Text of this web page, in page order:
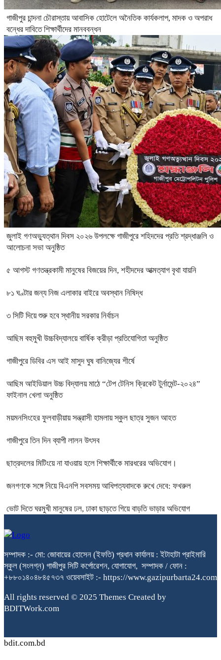
গাজীপুর চান্দনা চৌরাস্তায় আবাসিক হোটেলে অনৈতিক কার্যকলাপ, মাদক ও অপরাধ
বন্ধের দাবিতে শিক্ষার্থীদের মানববন্ধন
জুলাই গণঅভ্যুত্থান দিবস ২০২৬ উপলক্ষে গাজীপুরে শহিদদের প্রতি শ্রদ্ধাঞ্জলি ও
আলোচনা সভা অনুষ্ঠিত
৫ আগস্ট গণতন্ত্রকামী মানুষের বিজয়ের দিন, শহীদদের আত্মত্যাগ বৃথা যায়নি
৮১ ঘণ্টার জন্য নিজ এলাকার বাইরে অবস্থান নিষিদ্ধ
৩ সিটি দিয়ে শুরু হবে স্থানীয় সরকার নির্বাচন
আছিম বহুমুখী উচ্চবিদ্যালয়ে বার্ষিক ক্রীড়া প্রতিযোগিতা অনুষ্ঠিত
গাজীপুরে ডিবির এস আই মাসুদ ঘুষ বানিজ্যের শীর্ষে
আছিম আইডিয়াল উচ্চ বিদ্যালয় মাঠে “টেপ টেনিস ক্রিকেট টুর্নামেন্ট-২০২৪”
ফাইনাল খেলা অনুষ্ঠিত
ময়মনসিংহের ফুলবাড়ীয়ায় সন্ত্রাসী হামলায় স্কুল ছাত্র সুজন আহত
গাজীপুরে তিন দিন ব্যাপী লালন উৎসব
ছাত্রদলের মিটিংয়ে না যাওয়ায় হলে শিক্ষার্থীকে মারধরের অভিযোগ।
জনগণকে সঙ্গে নিয়ে বিএনপি সবসময় আধিপত্যবাদকে রুখে দেবে: ফখরুল
ভোট দিতে ঘরমুখী মানুষের ঢল, ঢাকা ছাড়তে গিয়ে বাড়তি ভাড়ার অভিযোগ
সম্পাদক :- মো: জোবায়ের হোসেন (ইফতি) প্রধান কার্যালয় : ইটাহাটা প্রাইমারি
স্কুল (সংলগ্ন) গাজীপুর সিটি কর্পোরেশন, যোগাযোগ, সম্পাদক / ফোন :
+৮৮০১৪০৪৮৪৫৭৩৭ ওয়েবসাইট :- https://www.gazipurbarta24.com
All rights reserved © 2025 Themes Created by
BDITWork.com
bdit.com.bd